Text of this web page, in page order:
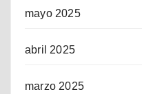
mayo 2025
abril 2025
marzo 2025